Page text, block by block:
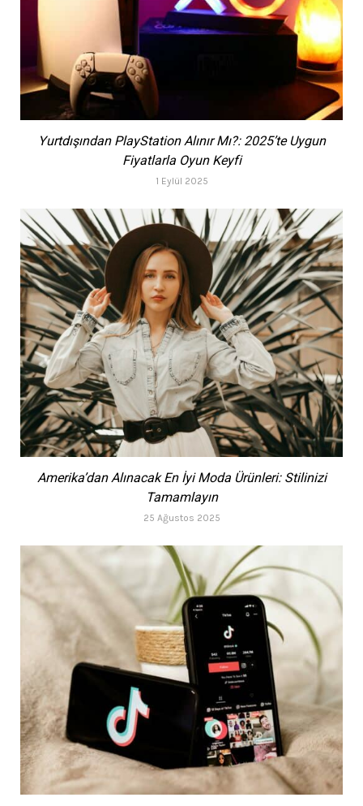
Yurtdışından PlayStation Alınır Mı?: 2025’te Uygun
Fiyatlarla Oyun Keyfi
1 Eylül 2025
Amerika’dan Alınacak En İyi Moda Ürünleri: Stilinizi
Tamamlayın
25 Ağustos 2025